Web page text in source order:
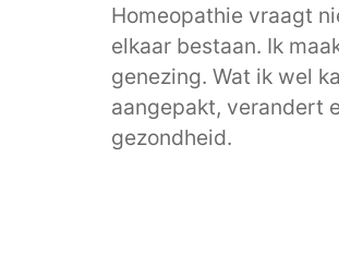
Homeopathie vraagt
elkaar bestaan. Ik
genezing. Wat ik wel
aangepakt, verandert
gezondheid.